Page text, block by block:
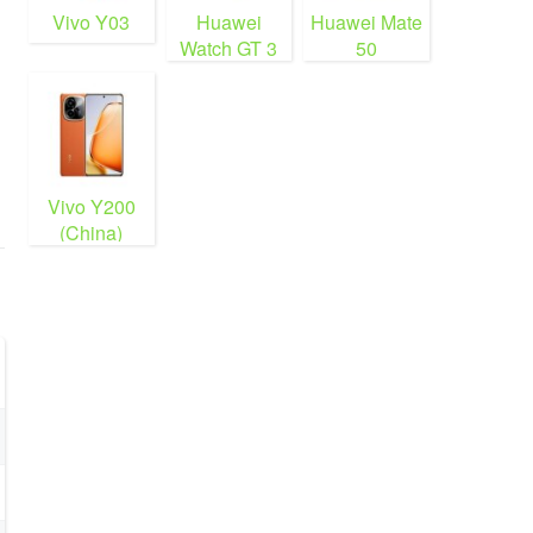
Vivo Y03
Huawei
Watch GT 3
Huawei Mate
50
Vivo Y200
(China)